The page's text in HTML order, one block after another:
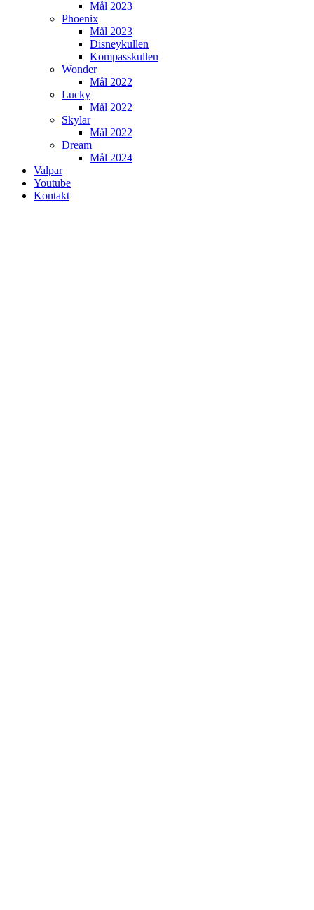
Mål 2023
Phoenix
Mål 2023
Disneykullen
Kompasskullen
Wonder
Mål 2022
Lucky
Mål 2022
Skylar
Mål 2022
Dream
Mål 2024
Valpar
Youtube
Kontakt